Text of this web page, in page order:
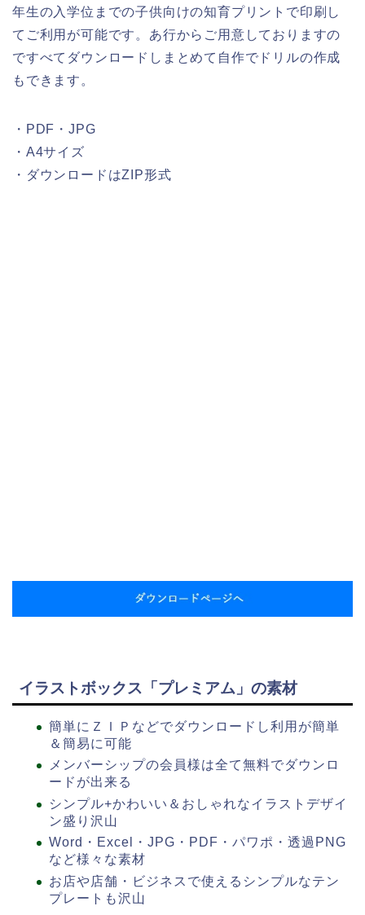
年生の入学位までの子供向けの知育プリントで印刷し
てご利用が可能です。あ行からご用意しておりますの
ですべてダウンロードしまとめて自作でドリルの作成
もできます。
・PDF・JPG
・A4サイズ
・ダウンロードはZIP形式
イラストボックス「プレミアム」の素材
簡単にＺＩＰなどでダウンロードし利用が簡単
＆簡易に可能
メンバーシップの会員様は全て無料でダウンロ
ードが出来る
シンプル+かわいい＆おしゃれなイラストデザイ
ン盛り沢山
Word・Excel・JPG・PDF・パワポ・透過PNG
など様々な素材
お店や店舗・ビジネスで使えるシンプルなテン
プレートも沢山